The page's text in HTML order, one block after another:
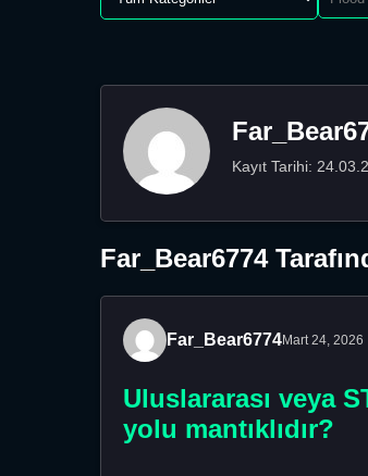
Kayıt Tarihi:
Far_Bear6774
Far_Bear6774Mart 24, 2026
Uluslararası veya
yolu mantıklıdır?